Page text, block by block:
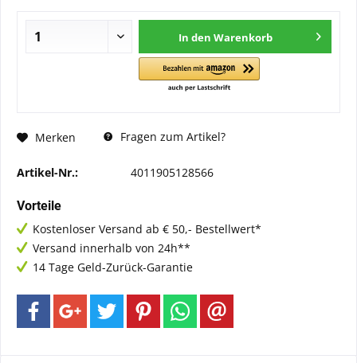
In den Warenkorb
Merken Fragen zum Artikel?
Artikel-Nr.: 4011905128566
Vorteile
Kostenloser Versand ab € 50,- Bestellwert*
Versand innerhalb von 24h**
14 Tage Geld-Zurück-Garantie